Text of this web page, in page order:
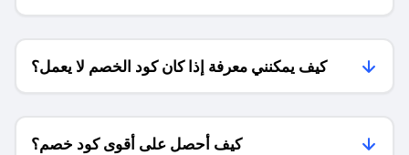
الشحن ؟
كيف يمكنني معرفة إذا كان كود الخصم لا يعمل؟
كيف أحصل على أقوى كود خصم؟